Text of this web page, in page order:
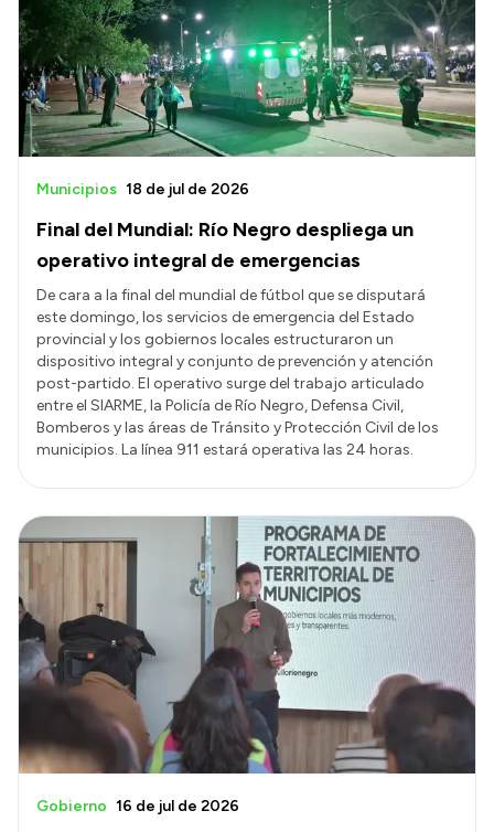
Final del Mundial: Río Negro despliega un
operativo integral de emergencias
Municipios 18 de jul de 2026
​De cara a la final del mundial de fútbol que se disputará
este domingo, los servicios de emergencia del Estado
provincial y los gobiernos locales estructuraron un
dispositivo integral y conjunto de prevención y atención
post-partido. El operativo surge del trabajo articulado
entre el SIARME, la Policía de Río Negro, Defensa Civil,
Bomberos y las áreas de Tránsito y Protección Civil de los
municipios. La línea 911 estará operativa las 24 horas.
Gobierno 16 de jul de 2026